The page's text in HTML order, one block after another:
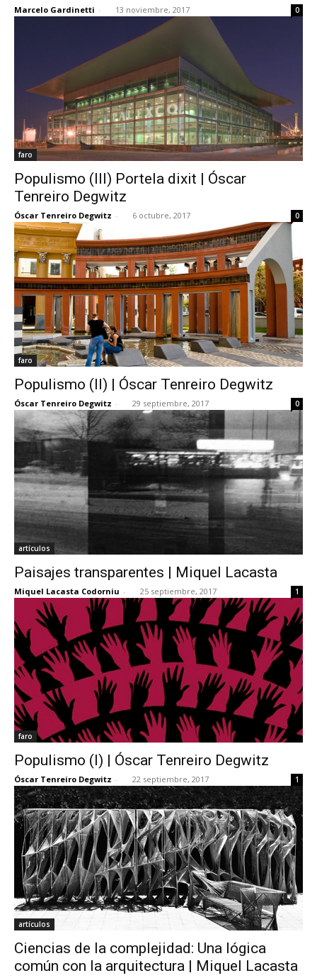
Marcelo Gardinetti - 13 noviembre, 2017 0
faro
Populismo (III) Portela dixit | Óscar
Tenreiro Degwitz
Óscar Tenreiro Degwitz - 6 octubre, 2017 0
faro
Populismo (II) | Óscar Tenreiro Degwitz
Óscar Tenreiro Degwitz - 29 septiembre, 2017 0
artículos
Paisajes transparentes | Miquel Lacasta
Miquel Lacasta Codorniu - 25 septiembre, 2017 1
faro
Populismo (I) | Óscar Tenreiro Degwitz
Óscar Tenreiro Degwitz - 22 septiembre, 2017 1
artículos
Ciencias de la complejidad: Una lógica
común con la arquitectura | Miquel Lacasta